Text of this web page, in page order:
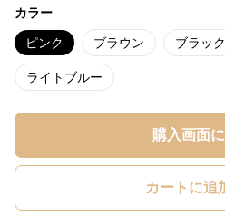
カラー
ピンク ブラウン ブラック
ライトブルー
購入画面
カートに追